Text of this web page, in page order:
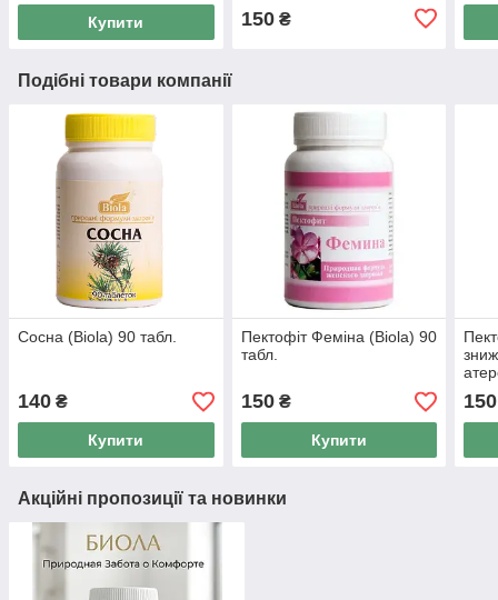
Купити 150₴
Подібні товари компанії
Сосна (Biola) 90 табл.
140 ₴
Купити
Пектофіт Феміна (Biola) 90
табл.
150₴
Купити
150
Акційні пропозиції та новинки